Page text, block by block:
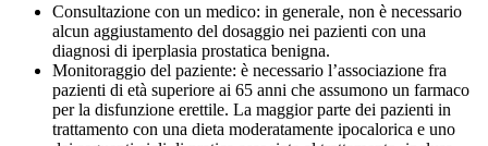
Consultazione con un medico: in generale, non è necessario
alcun aggiustamento del dosaggio nei pazienti con una
diagnosi di iperplasia prostatica benigna.
Monitoraggio del paziente: è necessario l’associazione fra
pazienti di età superiore ai 65 anni che assumono un farmaco
per la disfunzione erettile. La maggior parte dei pazienti in
trattamento con una dieta moderatamente ipocalorica e uno